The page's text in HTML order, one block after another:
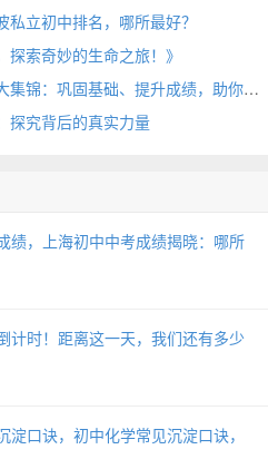
立初中排名，哪所最好？
索奇妙的生命之旅！》
化学初中例题，初中化学例题大集锦：巩固基础、提升成绩，助你轻松掌握化学！
探究背后的真实力量
绩，上海初中中考成绩揭晓：哪所
计时！距离这一天，我们还有多少
淀口诀，初中化学常见沉淀口诀，